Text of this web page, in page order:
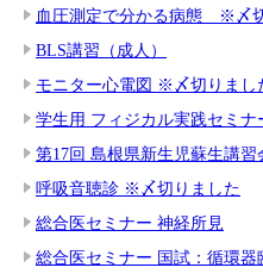
血圧測定で分かる病態 ※〆
BLS講習（成人）
モニター心電図 ※〆切りまし
学生用 フィジカル実践セミナ
第17回 島根県新生児蘇生講
呼吸音聴診 ※〆切りました
総合医セミナー 神経所見
総合医セミナー 国試：循環